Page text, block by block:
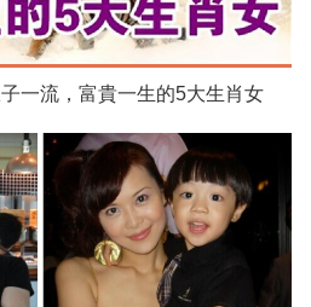
一流，富貴一生的5大生肖女